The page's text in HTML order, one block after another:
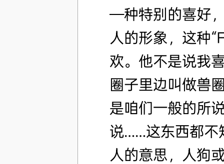
—种特别的喜好
人的形象，这种
欢。他不是说我
圈子里边叫做兽
是咱们一般的所
说……这东西都不
人的意思，人狗